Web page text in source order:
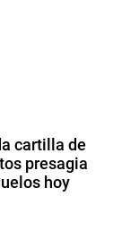
cartilla de
presagia
hoy